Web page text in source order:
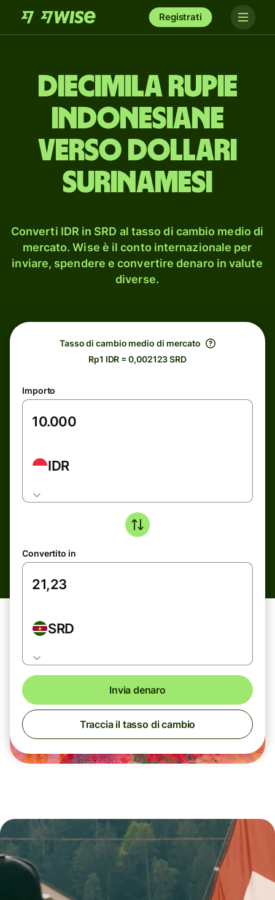
Registrati
dieci­mila rupie
indonesiane
verso dollari
surinamesi
Converti IDR in SRD al tasso di cambio medio di
mercato. Wise è il conto internazionale per
inviare, spendere e convertire denaro in valute
diverse.
Tasso di cambio medio di mercato
Rp1 IDR = 0,002123 SRD
Importo
IDR
Convertito in
SRD
Invia denaro
Traccia il tasso di cambio